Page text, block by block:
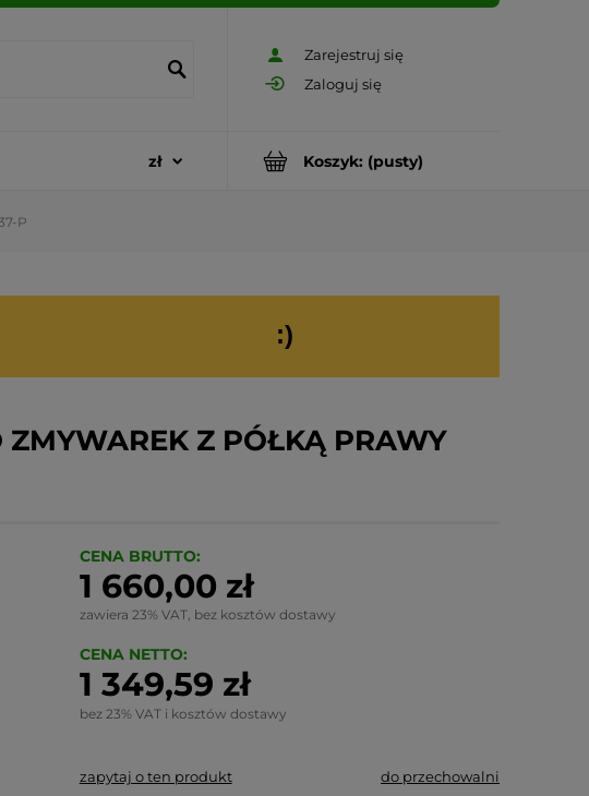
Zarejestruj się
Zaloguj się
Koszyk: (pusty)
P
:)
Z PÓŁKĄ PRAWY
CENA BRUTTO:
1 660,00 zł
zawiera 23% VAT, bez kosztów dostawy
CENA NETTO:
1 349,59 zł
bez 23% VAT i kosztów dostawy
zapytaj o ten produkt do przechowalni